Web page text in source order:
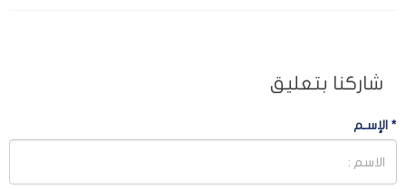
شاركنا بتعليق
* الإسـم